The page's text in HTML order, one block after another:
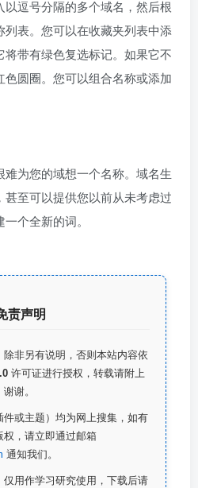
以逗号分隔的多个域名，然后根
表。您可以在收藏夹列表中添
将带有绿色复选标记。如果它不
圆圈。您可以组合名称或添加
难为您的域想一个名称。域名生
甚至可以提供您以前从未考虑过
个全新的词。
责声明
非另有说明，否则本站内容依
许可证进行授权，转载请附上
谢。
件或主题）均为网上搜集，如有
权，请立即通过邮箱
通知我们。
仅用作学习研究使用，下载后请